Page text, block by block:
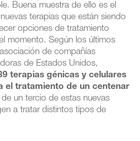
Buena muestra de ello es el
terapias que están siendo
opciones de tratamiento
momento. Según los últimos
de compañías
de Estados Unidos,
terapias génicas y celulares
el tratamiento de un centenar
un tercio de estas nuevas
a tratar distintos tipos de